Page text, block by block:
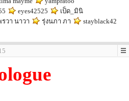
eyes42525
เป็ด_มินิ
รวา นาวา รุ่งนภา ภา
stayblack42